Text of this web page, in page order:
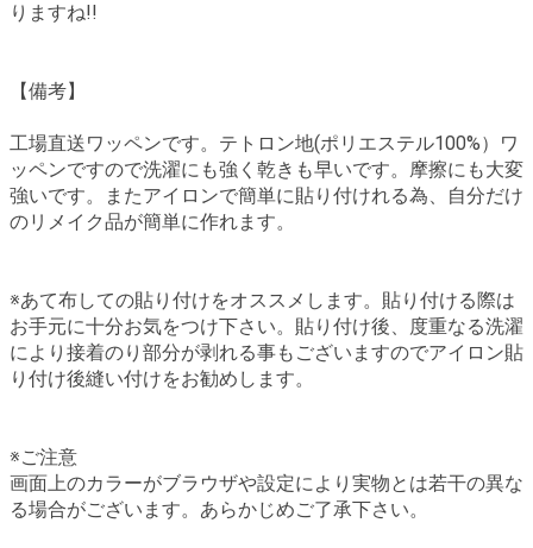
りますね!!
【備考】
工場直送ワッペンです。テトロン地(ポリエステル100%）ワ
ッペンですので洗濯にも強く乾きも早いです。摩擦にも大変
強いです。またアイロンで簡単に貼り付けれる為、自分だけ
のリメイク品が簡単に作れます。
※あて布しての貼り付けをオススメします。貼り付ける際は
お手元に十分お気をつけ下さい。貼り付け後、度重なる洗濯
により接着のり部分が剥れる事もございますのでアイロン貼
り付け後縫い付けをお勧めします。
※ご注意
画面上のカラーがブラウザや設定により実物とは若干の異な
る場合がございます。あらかじめご了承下さい。